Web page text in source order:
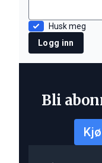
Husk meg
Logg inn
Bli